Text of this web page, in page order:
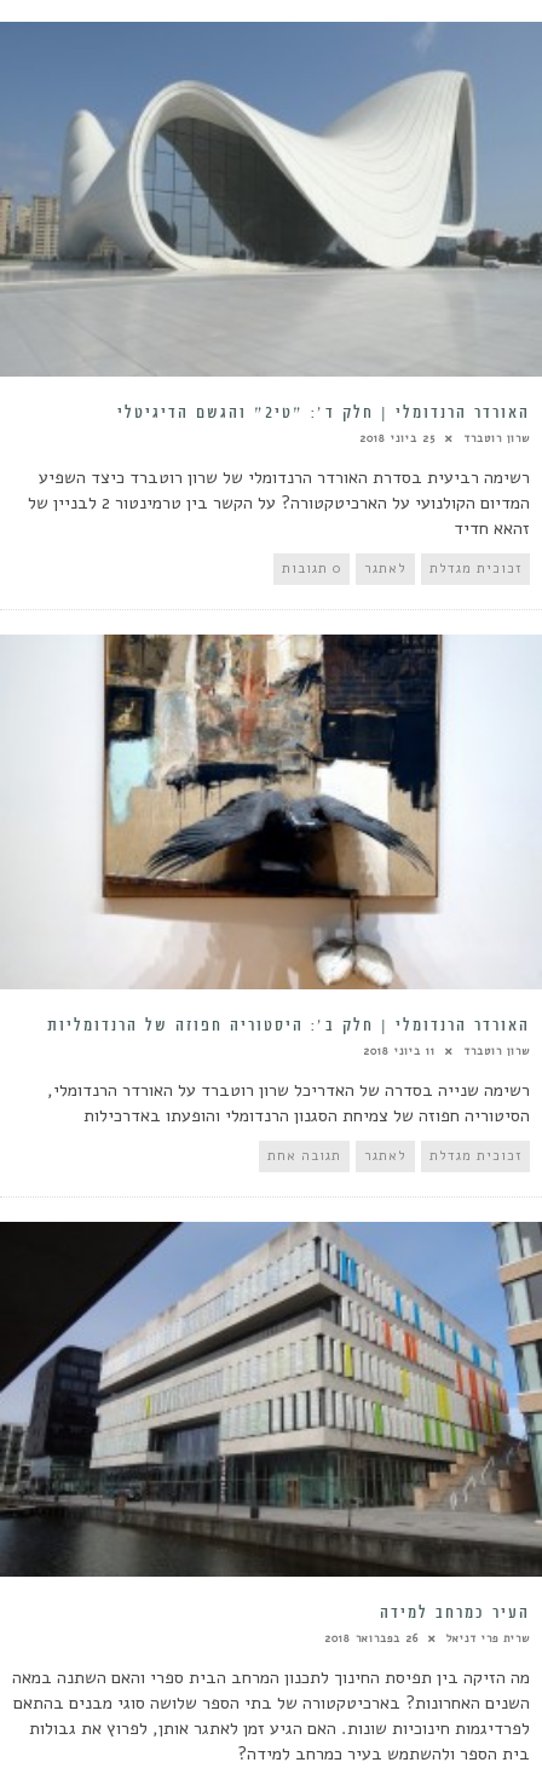
האורדר הרנדומלי | חלק ד׳: ״טי2״ והגשם הדיגיטלי
שרון רוטברד 25 ביוני 2018
רשימה רביעית בסדרת האורדר הרנדומלי של שרון רוטברד כיצד השפיע
המדיום הקולנועי על הארכיטקטורה? על הקשר בין טרמינטור 2 לבניין של
זהאא חדיד
זכוכית מגדלת לאתגר 0 תגובות
האורדר הרנדומלי | חלק ב׳: היסטוריה חפוזה של הרנדומליות
שרון רוטברד 11 ביוני 2018
רשימה שנייה בסדרה של האדריכל שרון רוטברד על האורדר הרנדומלי,
הסיטוריה חפוזה של צמיחת הסגנון הרנדומלי והופעתו באדרכילות
זכוכית מגדלת לאתגר תגובה אחת
העיר כמרחב למידה
שרית פרי דניאל 26 בפברואר 2018
מה הזיקה בין תפיסת החינוך לתכנון המרחב הבית ספרי והאם השתנה במאה
השנים האחרונות? בארכיטקטורה של בתי הספר שלושה סוגי מבנים בהתאם
לפרדיגמות חינוכיות שונות. האם הגיע זמן לאתגר אותן, לפרוץ את גבולות
בית הספר ולהשתמש בעיר כמרחב למידה?